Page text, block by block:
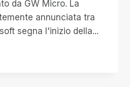
da GW Micro. La
annunciata tra
segna l'inizio della...